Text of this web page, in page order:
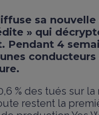
sa
» qui
Pendant 4
conducteurs
% des tués sur
restent la